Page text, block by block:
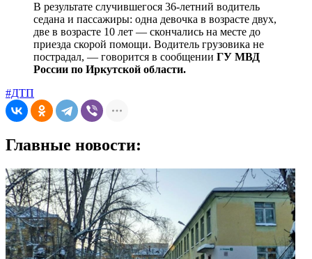
В результате случившегося 36-летний водитель
седана и пассажиры: одна девочка в возрасте двух,
две в возрасте 10 лет — скончались на месте до
приезда скорой помощи. Водитель грузовика не
пострадал, — говорится в сообщении ГУ МВД
России по Иркутской области.
#ДТП
Главные новости: